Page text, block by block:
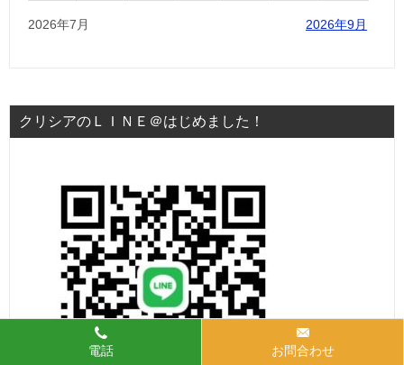
2026年7月 2026年9月
クリシアのＬＩＮＥ＠はじめました！
電話 お問合わせ